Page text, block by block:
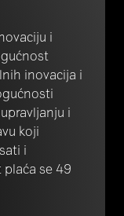
i
inovacija i
i
koji
i
se 49